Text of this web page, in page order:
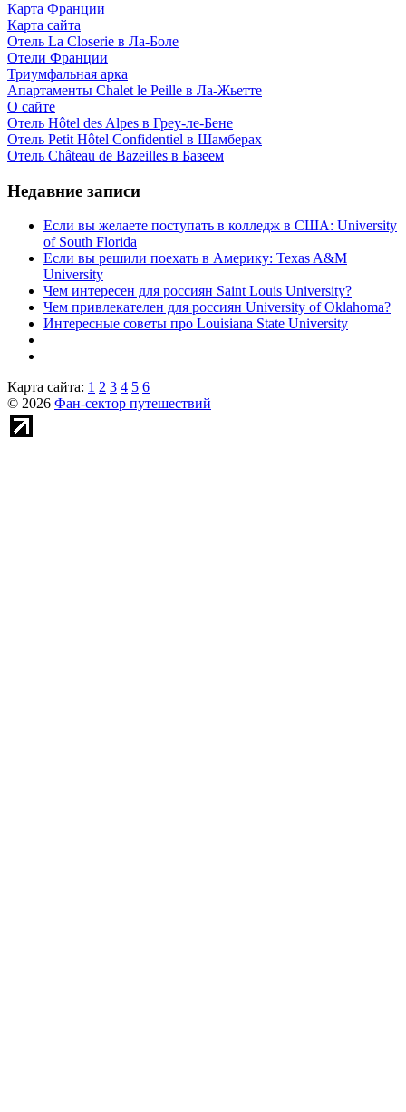
Карта Франции
Карта сайта
Отель La Closerie в Ла-Боле
Отели Франции
Триумфальная арка
Апартаменты Chalet le Peille в Ла-Жьетте
О сайте
Отель Hôtel des Alpes в Греу-ле-Бене
Отель Petit Hôtel Confidentiel в Шамберах
Отель Château de Bazeilles в Базеем
Недавние записи
Если вы желаете поступать в колледж в США: University
of South Florida
Если вы решили поехать в Америку: Texas A&M
University
Чем интересен для россиян Saint Louis University?
Чем привлекателен для россиян University of Oklahoma?
Интересные советы про Louisiana State University
Карта сайта: 1 2 3 4 5 6
© 2026 Фан-сектор путешествий